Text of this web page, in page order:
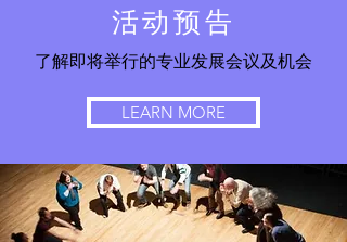
活动预告
了解即将举行的专业发展会议及机会
LEARN MORE